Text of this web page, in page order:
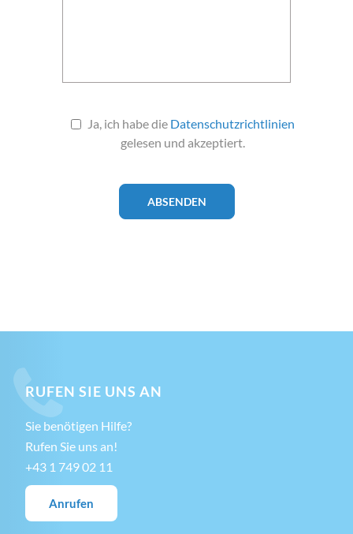
Ja, ich habe die Datenschutzrichtlinien
gelesen und akzeptiert.
RUFEN SIE UNS AN
Sie benötigen Hilfe?
Rufen Sie uns an!
+43 1 749 02 11
Anrufen